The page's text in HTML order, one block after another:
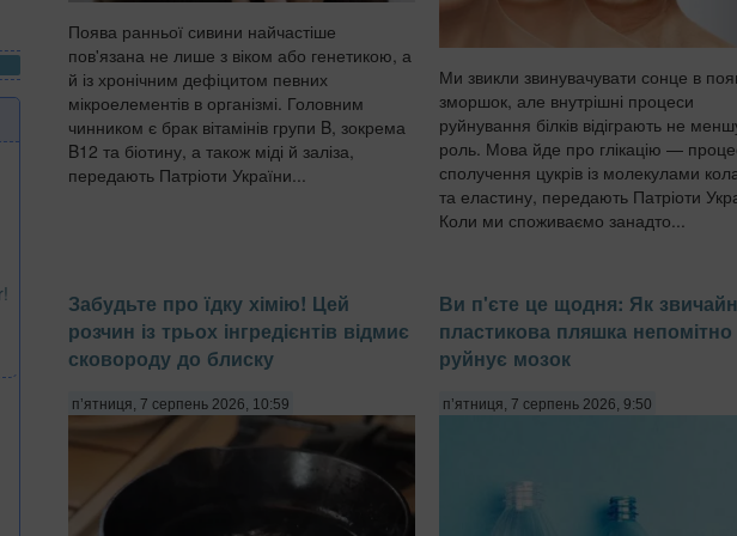
Поява ранньої сивини найчастіше
пов'язана не лише з віком або генетикою, а
й із хронічним дефіцитом певних
мікроелементів в організмі. Головним
чинником є брак вітамінів групи B, зокрема
B12 та біотину, а також міді й заліза,
передають Патріоти України...
Ми звикли звинувачувати сонце в
зморшок, але внутрішні процеси
руйнування білків відіграють не
роль. Мова йде про глікацію —
сполучення цукрів із молекулами
та еластину, передають Патріоти
Коли ми споживаємо занадто...
Забудьте про їдку хімію! Цей
розчин із трьох інгредієнтів відмиє
сковороду до блиску
п’ятниця, 7 серпень 2026, 10:59
Ви п'єте це щодня: Як
пластикова пляшка непомітно
руйнує мозок
п’ятниця, 7 серпень 2026, 9:50